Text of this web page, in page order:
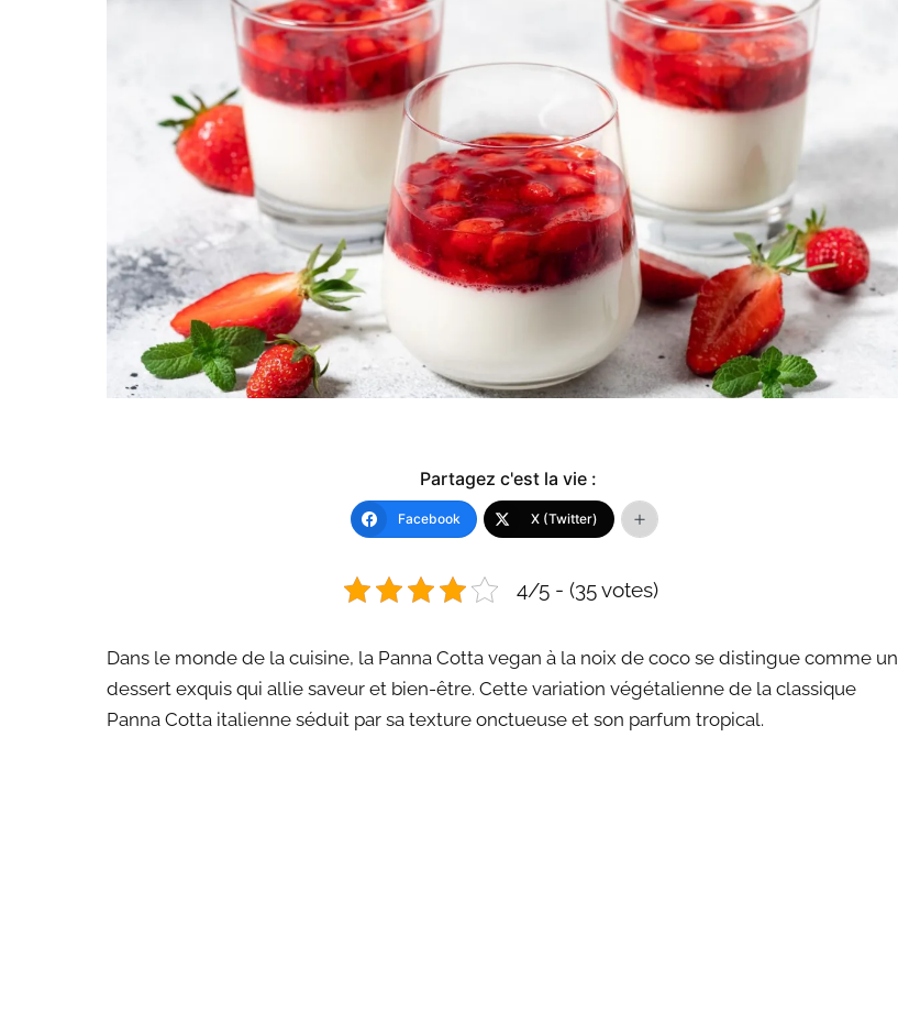
Partagez c'est la vie :
Facebook X (Twitter)
4/5 - (35 votes)
Dans le monde de la cuisine, la Panna Cotta vegan à la noix de coco se distingue comme un
dessert exquis qui allie saveur et bien-être. Cette variation végétalienne de la classique
Panna Cotta italienne séduit par sa texture onctueuse et son parfum tropical.